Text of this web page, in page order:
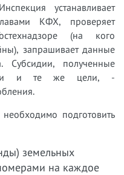
устанавливает
КФХ, проверяет
(на кого
запрашивает данные
Субсидии, полученные
и те же цели, -
подготовить
земельных
на каждое